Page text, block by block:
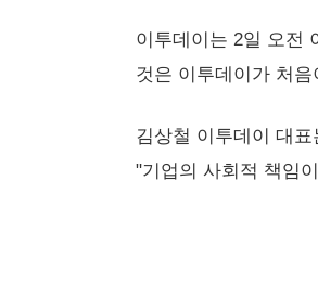
이투데이는 2일 오전
것은 이투데이가 처음
김상철 이투데이 대
"기업의 사회적 책임